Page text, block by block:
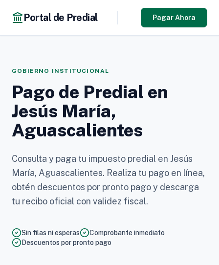
Portal de Predial Pagar Ahora
GOBIERNO INSTITUCIONAL
Pago de Predial en
Jesús María,
Aguascalientes
Consulta y paga tu impuesto predial en Jesús
María, Aguascalientes. Realiza tu pago en línea,
obtén descuentos por pronto pago y descarga
tu recibo oficial con validez fiscal.
Sin filas ni esperas
Comprobante inmediato
Descuentos por pronto pago